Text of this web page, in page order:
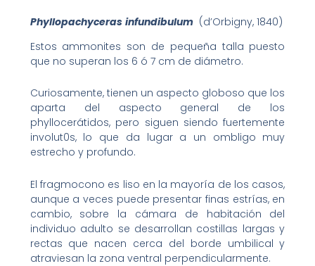
Phyllopachyceras infundibulum(d’Orbigny, 1840)
Estos ammonites son de pequeña talla puesto
que no superan los 6 ó 7 cm de diámetro.
Curiosamente, tienen un aspecto globoso que los
aparta del aspecto general de los
phyllocerátidos, pero siguen siendo fuertemente
involut0s, lo que da lugar a un ombligo muy
estrecho y profundo.
El fragmocono es liso en la mayoría de los casos,
aunque a veces puede presentar finas estrías, en
cambio, sobre la cámara de habitación del
individuo adulto se desarrollan costillas largas y
rectas que nacen cerca del borde umbilical y
atraviesan la zona ventral perpendicularmente.